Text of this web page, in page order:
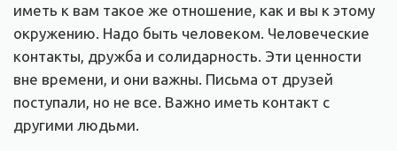
иметь к вам такое же отношение, как и вы к этому
окружению. Надо быть человеком. Человеческие
контакты, дружба и солидарность. Эти ценности
вне времени, и они важны. Письма от друзей
поступали, но не все. Важно иметь контакт с
другими людьми.